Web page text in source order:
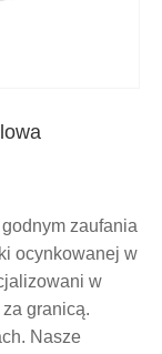
zaufania
ocynkowanej w
w
granicą.
Nasze